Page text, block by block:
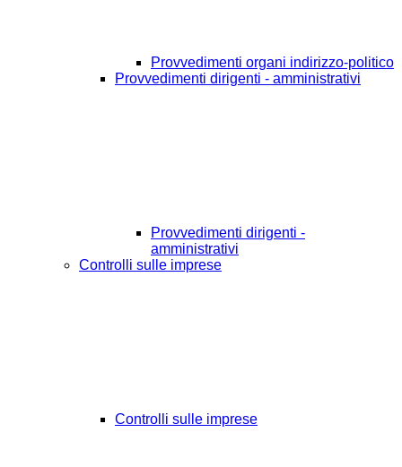
Provvedimenti organi indirizzo-politico
Provvedimenti dirigenti - amministrativi
Provvedimenti dirigenti -
amministrativi
Controlli sulle imprese
Controlli sulle imprese